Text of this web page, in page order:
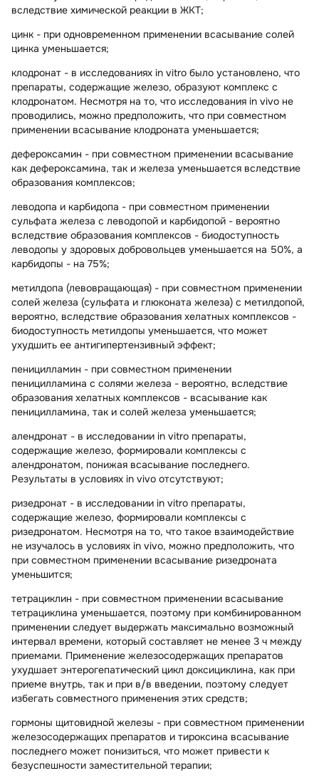
вследствие химической реакции в ЖКТ;
цинк - при одновременном применении всасывание солей
цинка уменьшается;
клодронат - в исследованиях in vitro было установлено, что
препараты, содержащие железо, образуют комплекс с
клодронатом. Несмотря на то, что исследования in vivo не
проводились, можно предположить, что при совместном
применении всасывание клодроната уменьшается;
дефероксамин - при совместном применении всасывание
как дефероксамина, так и железа уменьшается вследствие
образования комплексов;
леводопа и карбидопа - при совместном применении
сульфата железа с леводопой и карбидопой - вероятно
вследствие образования комплексов - биодоступность
леводопы у здоровых добровольцев уменьшается на 50%, а
карбидопы - на 75%;
метилдопа (левовращающая) - при совместном применении
солей железа (сульфата и глюконата железа) с метилдопой,
вероятно, вследствие образования хелатных комплексов -
биодоступность метилдопы уменьшается, что может
ухудшить ее антигипертензивный эффект;
пеницилламин - при совместном применении
пеницилламина с солями железа - вероятно, вследствие
образования хелатных комплексов - всасывание как
пеницилламина, так и солей железа уменьшается;
алендронат - в исследовании in vitro препараты,
содержащие железо, формировали комплексы с
алендронатом, понижая всасывание последнего.
Результаты в условиях in vivo отсутствуют;
ризедронат - в исследовании in vitro препараты,
содержащие железо, формировали комплексы с
ризедронатом. Несмотря на то, что такое взаимодействие
не изучалось в условиях in vivo, можно предположить, что
при совместном применении всасывание ризедроната
уменьшится;
тетрациклин - при совместном применении всасывание
тетрациклина уменьшается, поэтому при комбинированном
применении следует выдержать максимально возможный
интервал времени, который составляет не менее 3 ч между
приемами. Применение железосодержащих препаратов
ухудшает энтерогепатический цикл доксициклина, как при
приеме внутрь, так и при в/в введении, поэтому следует
избегать совместного применения этих средств;
гормоны щитовидной железы - при совместном применении
железосодержащих препаратов и тироксина всасывание
последнего может понизиться, что может привести к
безуспешности заместительной терапии;